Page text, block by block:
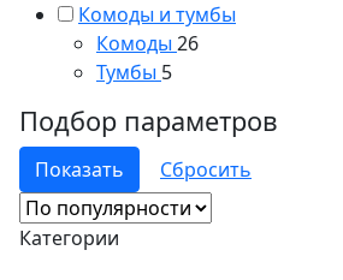
Комоды и тумбы
Комоды 26
Тумбы 5
Подбор параметров
Категории